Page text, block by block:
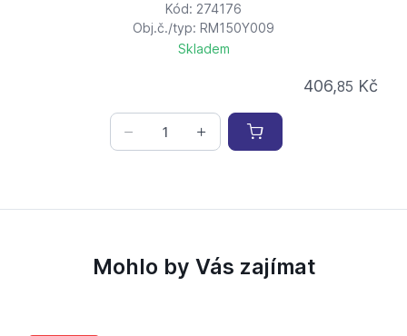
Kód: 274176
Obj.č./typ: RM150Y009
Skladem
406,85 Kč
Mohlo by Vás zajímat